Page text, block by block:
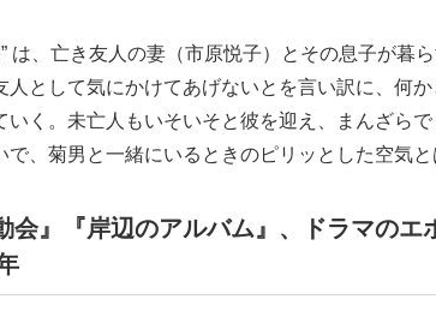
は、亡き友人の妻（市原悦子）とその息子が暮
人として気にかけてあげないとを言い訳に、何
いく。未亡人もいそいそと彼を迎え、まんざら
で、菊男と一緒にいるときのピリッとした空気と
会』『岸辺のアルバム』、ドラマの